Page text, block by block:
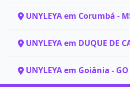
UNYLEYA em Corumbá -
UNYLEYA em DUQUE DE
UNYLEYA em Goiânia - GO